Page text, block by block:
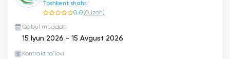
shahridagi filiali
Toshkent shahri
0.0(0 Izoh)
Qabul muddati
15 Iyun 2026 - 15 Avgust 2026
Kontrakt to'lovi